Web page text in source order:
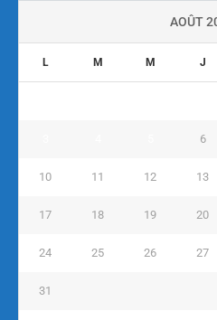
AOÛT
L M M J
6
10 11 12 13
17 18 19 20
24 25 26 27
31